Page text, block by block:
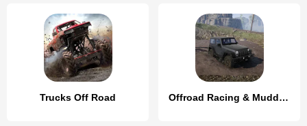
Trucks Off Road Offroad Racing & Mudding Games